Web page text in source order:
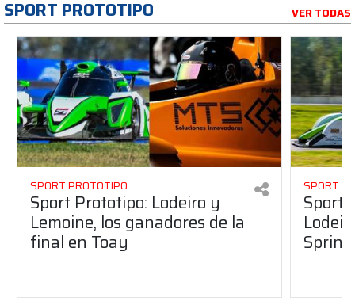
SPORT PROTOTIPO VER TODAS
SPORT PROTOTIPO
Sport Prototipo: Lodeiro y
Lemoine, los ganadores de la
final en Toay
SPORT
Sport
Sprint